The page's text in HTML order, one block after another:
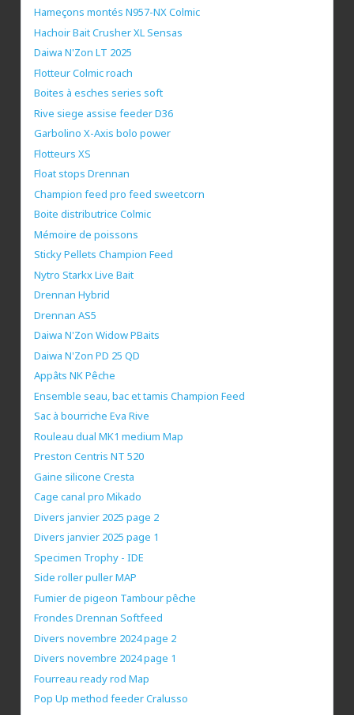
Hameçons montés N957-NX Colmic
Hachoir Bait Crusher XL Sensas
Daiwa N'Zon LT 2025
Flotteur Colmic roach
Boites à esches series soft
Rive siege assise feeder D36
Garbolino X-Axis bolo power
Flotteurs XS
Float stops Drennan
Champion feed pro feed sweetcorn
Boite distributrice Colmic
Mémoire de poissons
Sticky Pellets Champion Feed
Nytro Starkx Live Bait
Drennan Hybrid
Drennan AS5
Daiwa N'Zon Widow PBaits
Daiwa N'Zon PD 25 QD
Appâts NK Pêche
Ensemble seau, bac et tamis Champion Feed
Sac à bourriche Eva Rive
Rouleau dual MK1 medium Map
Preston Centris NT 520
Gaine silicone Cresta
Cage canal pro Mikado
Divers janvier 2025 page 2
Divers janvier 2025 page 1
Specimen Trophy - IDE
Side roller puller MAP
Fumier de pigeon Tambour pêche
Frondes Drennan Softfeed
Divers novembre 2024 page 2
Divers novembre 2024 page 1
Fourreau ready rod Map
Pop Up method feeder Cralusso